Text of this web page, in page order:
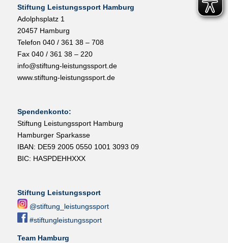
Stiftung Leistungssport Hamburg
Adolphsplatz 1
20457 Hamburg
Telefon 040 / 361 38 – 708
Fax 040 / 361 38 – 220
info@stiftung-leistungssport.de
www.stiftung-leistungssport.de
Spendenkonto:
Stiftung Leistungssport Hamburg
Hamburger Sparkasse
IBAN: DE59 2005 0550 1001 3093 09
BIC: HASPDEHHXXX
Stiftung Leistungssport
@stiftung_leistungssport
#stiftungleistungssport
Team Hamburg